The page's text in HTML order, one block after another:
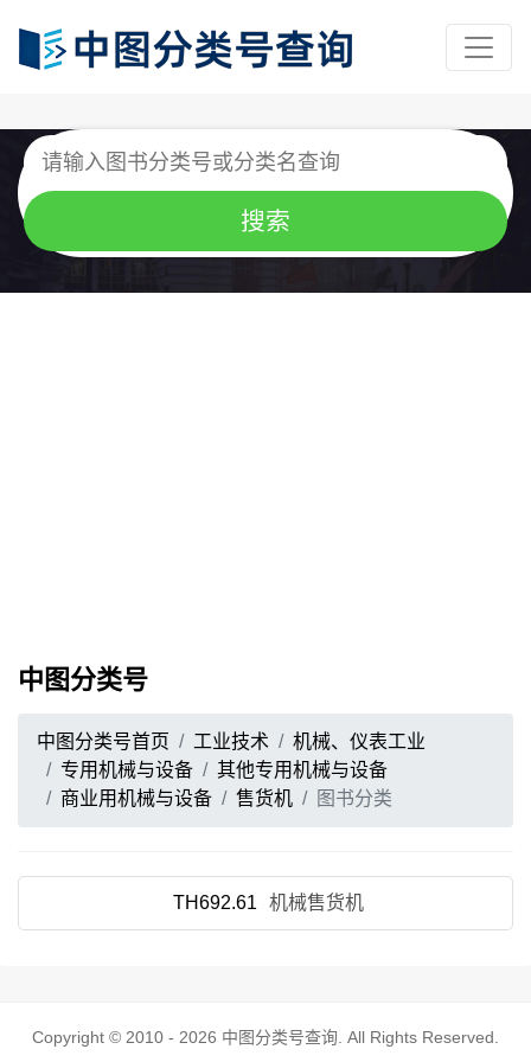
中图分类号
中图分类号首页 工业技术
机械、仪表工业
专用机械与设备
其他专用机械与设备
商业用机械与设备
售货机 图书分类
TH692.61 机械售货机
Copyright © 2010 - 2026 中图分类号查询 . All Rights Reserved.